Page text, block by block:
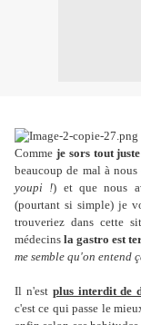
Comme je sors tout
beaucoup de mal à
youpi !) et que nous
(pourtant si simple) je
trouveriez dans cette
médecinsla gastro est
me semble qu'on entend
Il n'est plus interdit de
c'est ce qui passe le